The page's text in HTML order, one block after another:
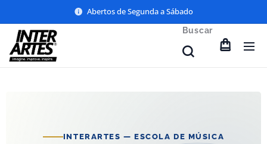
Abertos de Segunda a Sábado
Buscar
INTERARTES — ESCOLA DE MÚSICA